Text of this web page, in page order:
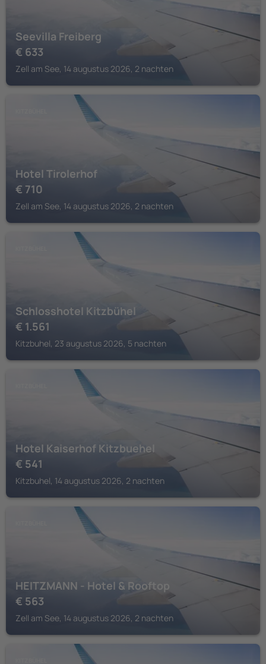
Seevilla Freiberg
€ 633
Zell am See, 14 augustus 2026, 2 nachten
Hotel Tirolerhof
€ 710
Zell am See, 14 augustus 2026, 2 nachten
Schlosshotel Kitzbühel
€ 1.561
Kitzbuhel, 23 augustus 2026, 5 nachten
Hotel Kaiserhof Kitzbuehel
€ 541
Kitzbuhel, 14 augustus 2026, 2 nachten
HEITZMANN - Hotel & Rooftop
€ 563
Zell am See, 14 augustus 2026, 2 nachten